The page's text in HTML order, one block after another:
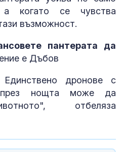
когато се чувства
възможност.
пантерата да
е Дъбов
дронове с
през нощта може да
отбеляза